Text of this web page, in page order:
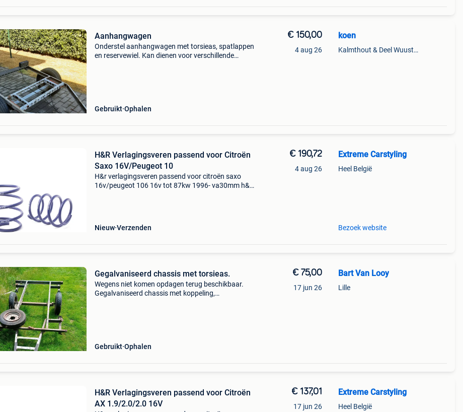
Aanhangwagen
Onderstel aanhangwagen met torsieas, spatlappen
en reservewiel. Kan dienen voor verschillende
Gebruikt Ophalen
€ 150,00
4 aug 26
koen
Kalmthout & Deel Wuustwezel
H&R Verlagingsveren passend voor Citroën
Saxo 16V/Peugeot 10
H&r verlagingsveren passend voor citroën saxo
16v/peugeot 106 16v tot 87kw 1996- va30mm h&r
Nieuw Verzenden
€ 190,72
4 aug 26
Extreme Carstyling
Heel België
Bezoek website
Gegalvaniseerd chassis met torsieas.
Wegens niet komen opdagen terug beschikbaar.
Gegalvaniseerd chassis met koppeling,
Gebruikt Ophalen
€ 75,00
17 jun 26
Bart Van Looy
Lille
H&R Verlagingsveren passend voor Citroën
AX 1.9/2.0/2.0 16V
€ 137,01
17 jun 26
Extreme Carstyling
Heel België